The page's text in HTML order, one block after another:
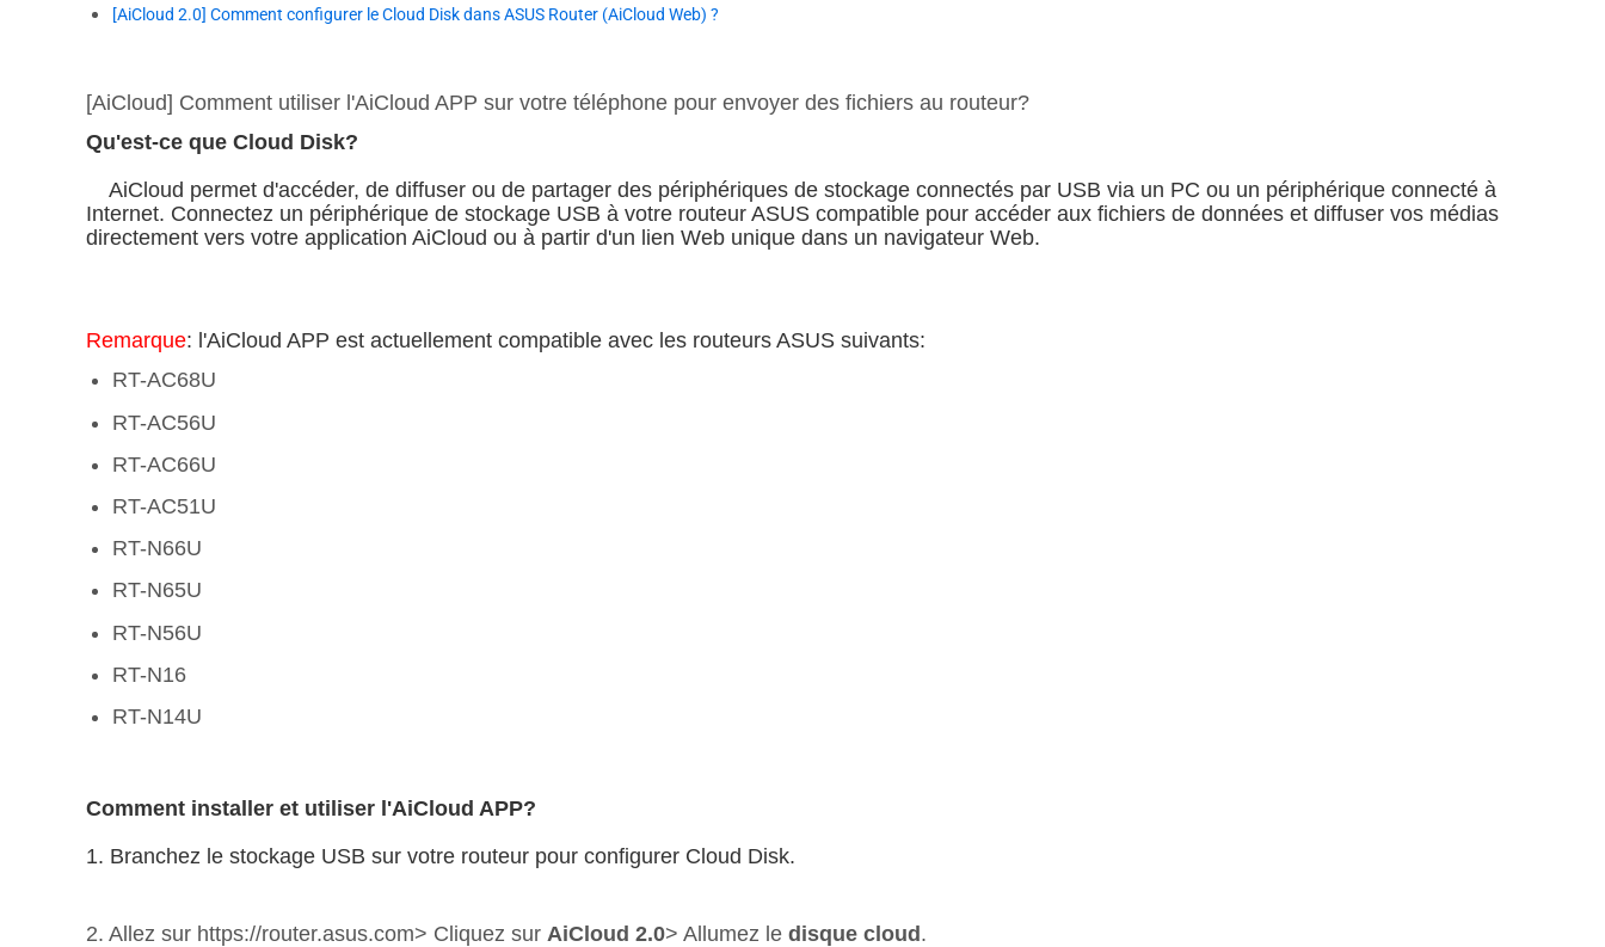
[AiCloud 2.0] Comment configurer le Cloud Disk dans ASUS Router (AiCloud Web) ?
[AiCloud] Comment utiliser l'AiCloud APP sur votre téléphone pour envoyer des fichiers au routeur?
Qu'est-ce que Cloud Disk?
AiCloud permet d'accéder, de diffuser ou de partager des périphériques de stockage connectés par USB via un PC ou un périphérique connecté à
Internet. Connectez un périphérique de stockage USB à votre routeur ASUS compatible pour accéder aux fichiers de données et diffuser vos médias
directement vers votre application AiCloud ou à partir d'un lien Web unique dans un navigateur Web.
Remarque: l'AiCloud APP est actuellement compatible avec les routeurs ASUS suivants:
RT-AC68U
RT-AC56U
RT-AC66U
RT-AC51U
RT-N66U
RT-N65U
RT-N56U
RT-N16
RT-N14U
Comment installer et utiliser l'AiCloud APP?
1. Branchez le stockage USB sur votre routeur pour configurer Cloud Disk.
2. Allez sur https://router.asus.com> Cliquez sur AiCloud 2.0> Allumez le disque cloud.